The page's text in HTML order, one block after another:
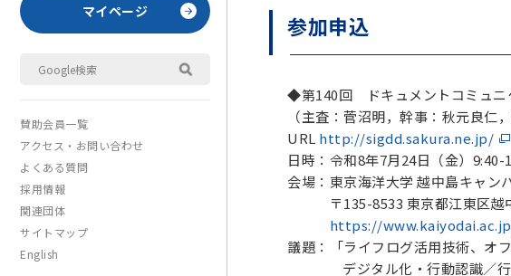
マイページ
賛助会員一覧
アクセス・お問い合わせ
よくある質問
採用情報
関連団体
サイトマップ
English
参加申込
◆第140回 ドキュメントコミュニ
（主査：菅沼明，幹事：秋元良仁
URL http://sigdd.sakura.ne.jp/
日時：令和8年7月24日（金）9:40-
会場：東京海洋大学 越中島キャン
〒135-8533 東京都江東区越
https://
議題：「ライフログ活用技術、オ
デジタル化・行動認識／行動